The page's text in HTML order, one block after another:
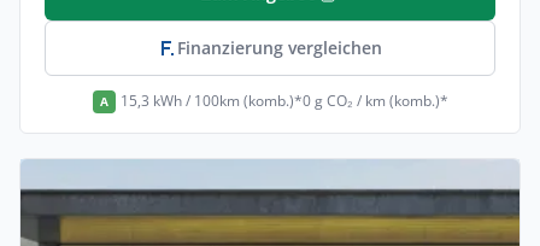
Finanzierung vergleichen
A 15,3 kWh / 100km (komb.)*0 g CO₂ / km (komb.)*